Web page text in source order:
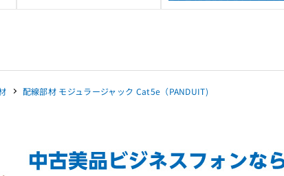
配線部材 モジュラージャック Cat5e（PANDUIT)